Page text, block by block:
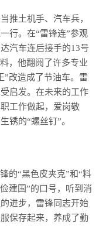
推土机手、汽车兵，
行。在“雷锋连”参观
汽车连后接手的13号
，他翻阅了许多专业
”改造成了节油车。雷
启发。在未来的工作
工作做起，爱岗敬
锈的“螺丝钉”。
的“黑色皮夹克”和“料
建国”的口号，听到消
进步，雷锋同志开始
保存起来，养成了勤